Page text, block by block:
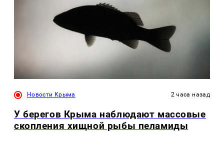
Новости Крыма 2 часа назад
У берегов Крыма наблюдают массовые
скопления хищной рыбы пеламиды